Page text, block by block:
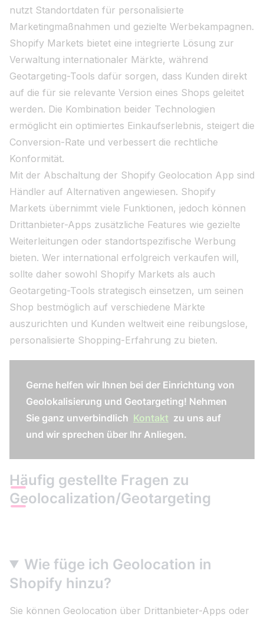
nutzt Standortdaten für personalisierte
Marketingmaßnahmen und gezielte Werbekampagnen.
Shopify Markets bietet eine integrierte Lösung zur
Verwaltung internationaler Märkte, während
Geotargeting-Tools dafür sorgen, dass Kunden direkt
auf die für sie relevante Version eines Shops geleitet
werden. Die Kombination beider Technologien
ermöglicht ein optimiertes Einkaufserlebnis, steigert die
Conversion-Rate und verbessert die rechtliche
Konformität.
Mit der Abschaltung der Shopify Geolocation App sind
Händler auf Alternativen angewiesen. Shopify
Markets übernimmt viele Funktionen, jedoch können
Drittanbieter-Apps zusätzliche Features wie gezielte
Weiterleitungen oder standortspezifische Werbung
bieten. Wer international erfolgreich verkaufen will,
sollte daher sowohl Shopify Markets als auch
Geotargeting-Tools strategisch einsetzen, um seinen
Shop bestmöglich auf verschiedene Märkte
auszurichten und Kunden weltweit eine reibungslose,
personalisierte Shopping-Erfahrung zu bieten.
Gerne helfen wir Ihnen bei der Einrichtung von
Geolokalisierung und Geotargeting! Nehmen
Sie ganz unverbindlich Kontakt zu uns auf
und wir sprechen über Ihr Anliegen.
Häufig gestellte Fragen zu
Geolocalization/Geotargeting
Wie füge ich Geolocation in
Shopify hinzu?
Sie können Geolocation über Drittanbieter-Apps oder